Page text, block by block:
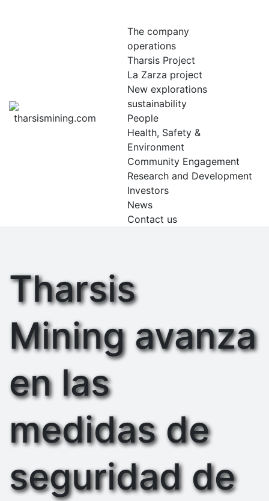
The company
operations
Tharsis Project
La Zarza project
New explorations
sustainability
People
Health, Safety &
Environment
Community Engagement
Research and Development
Investors
News
Contact us
Tharsis
Mining avanza
en las
medidas de
seguridad de